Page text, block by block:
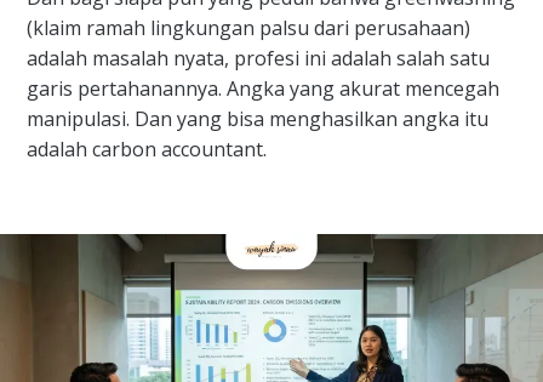
(klaim ramah lingkungan palsu dari perusahaan)
adalah masalah nyata, profesi ini adalah salah satu
garis pertahanannya. Angka yang akurat mencegah
manipulasi. Dan yang bisa menghasilkan angka itu
adalah carbon accountant.